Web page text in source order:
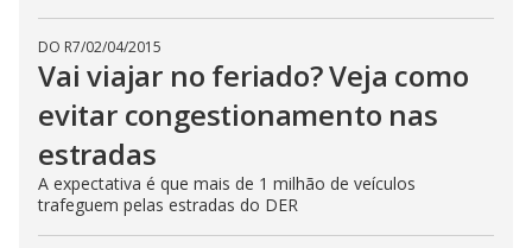
DO R7/02/04/2015
Vai viajar no feriado? Veja como
evitar congestionamento nas
estradas
A expectativa é que mais de 1 milhão de veículos
trafeguem pelas estradas do DER